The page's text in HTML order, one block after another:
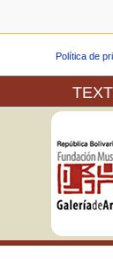
Política de
de Arte
de web después
la publicación
que en sus
del Convenio de
de